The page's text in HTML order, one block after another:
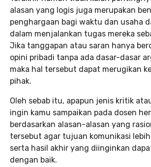
alasan yang logis juga merupakan
penghargaan bagi waktu dan usaha
dalam menjalankan tugas mereka
Jika tanggapan atau saran hanya
opini pribadi tanpa ada dasar-dasar
maka hal tersebut dapat merugikan
pihak.
Oleh sebab itu, apapun jenis kritik
ingin kamu sampaikan pada dosen
berdasarkan alasan-alasan yang
tersebut agar tujuan komunikasi
serta hasil akhir yang diinginkan
dengan baik.